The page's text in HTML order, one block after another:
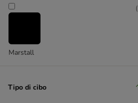
Marstall
(
Tipo di cibo